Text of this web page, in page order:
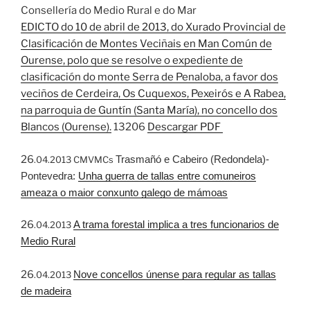
Consellería do Medio Rural e do Mar
EDICTO do 10 de abril de 2013, do Xurado Provincial de
Clasificación de Montes Veciñais en Man Común de
Ourense, polo que se resolve o expediente de
clasificación do monte Serra de Penaloba, a favor dos
veciños de Cerdeira, Os Cuquexos, Pexeirós e A Rabea,
na parroquia de Guntín (Santa María), no concello dos
Blancos (Ourense).13206 Descargar PDF
26.04.2013 CMVMCs Trasmañó e Cabeiro (Redondela)-
Pontevedra: Unha guerra de tallas entre comuneiros
ameaza o maior conxunto galego de mámoas
26.04.2013A trama forestal implica a tres funcionarios de
Medio Rural
26.04.2013 Nove concellos únense para regular as tallas
de madeira